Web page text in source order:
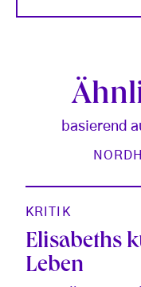
basierend
KRITIK
Elisabeths
Leben